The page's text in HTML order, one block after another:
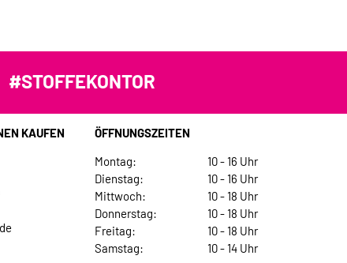
#STOFFEKONTOR
KAUFEN
ÖFFNUNGSZEITEN
Montag:
10 - 16 Uhr
Dienstag:
10 - 16 Uhr
Mittwoch:
10 - 18 Uhr
Donnerstag:
10 - 18 Uhr
Freitag:
10 - 18 Uhr
Samstag:
10 - 14 Uhr